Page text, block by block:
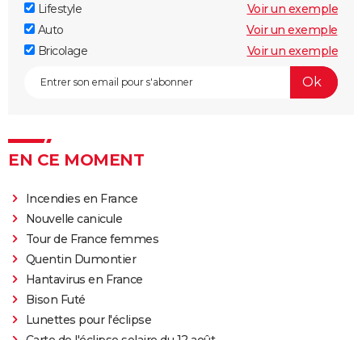
Lifestyle
Voir un exemple
Auto
Voir un exemple
Bricolage
Voir un exemple
EN CE MOMENT
Incendies en France
Nouvelle canicule
Tour de France femmes
Quentin Dumontier
Hantavirus en France
Bison Futé
Lunettes pour l'éclipse